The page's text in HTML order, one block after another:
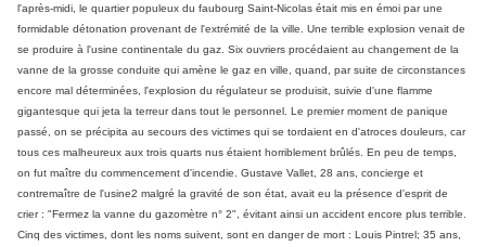
l'après-midi, le quartier populeux du faubourg Saint-Nicolas était mis en émoi par une
formidable détonation provenant de l'extrémité de la ville. Une terrible explosion venait de
se produire à l'usine continentale du gaz. Six ouvriers procédaient au changement de la
vanne de la grosse conduite qui amène le gaz en ville, quand, par suite de circonstances
encore mal déterminées, l'explosion du régulateur se produisit, suivie d'une flamme
gigantesque qui jeta la terreur dans tout le personnel. Le premier moment de panique
passé, on se précipita au secours des victimes qui se tordaient en d'atroces douleurs, car
tous ces malheureux aux trois quarts nus étaient horriblement brûlés. En peu de temps,
on fut maître du commencement d'incendie. Gustave Vallet, 28 ans, concierge et
contremaître de l'usine2 malgré la gravité de son état, avait eu la présence d'esprit de
crier : "Fermez la vanne du gazomètre n° 2", évitant ainsi un accident encore plus terrible.
Cinq des victimes, dont les noms suivent, sont en danger de mort : Louis Pintrel; 35 ans,